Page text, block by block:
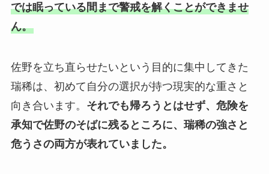
では眠っている間まで警戒を解くことができませ
ん。
佐野を立ち直らせたいという目的に集中してきた
瑞稀は、初めて自分の選択が持つ現実的な重さと
向き合います。 それでも帰ろうとはせず、危険を
承知で佐野のそばに残るところに、瑞稀の強さと
危うさの両方が表れていました。